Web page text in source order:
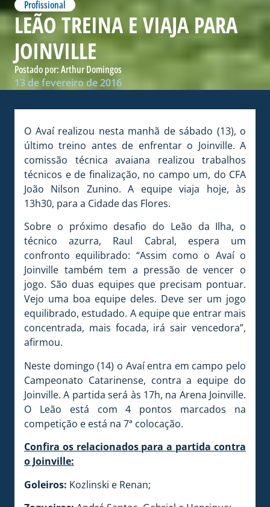
Profissional
LEÃO TREINA E VIAJA PARA
JOINVILLE
Postado por:Arthur Domingos
13 de fevereiro de 2016
O Avaí realizou nesta manhã de sábado (13), o
último treino antes de enfrentar o Joinville. A
comissão técnica avaiana realizou trabalhos
técnicos e de finalização, no campo um, do CFA
João Nilson Zunino. A equipe viaja hoje, às
13h30, para a Cidade das Flores.
Sobre o próximo desafio do Leão da Ilha, o
técnico azurra, Raul Cabral, espera um
confronto equilibrado: “Assim como o Avaí o
Joinville também tem a pressão de vencer o
jogo. São duas equipes que precisam pontuar.
Vejo uma boa equipe deles. Deve ser um jogo
equilibrado, estudado. A equipe que entrar mais
concentrada, mais focada, irá sair vencedora”,
afirmou.
Neste domingo (14) o Avaí entra em campo pelo
Campeonato Catarinense, contra a equipe do
Joinville. A partida será às 17h, na Arena Joinville.
O Leão está com 4 pontos marcados na
competição e está na 7ª colocação.
Confira os relacionados para a partida contra
o Joinville:
Goleiros: Kozlinski e Renan;